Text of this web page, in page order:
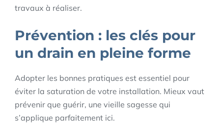
travaux à réaliser.
Prévention : les clés pour
un drain en pleine forme
Adopter les bonnes pratiques est essentiel pour
éviter la saturation de votre installation. Mieux vaut
prévenir que guérir, une vieille sagesse qui
s’applique parfaitement ici.